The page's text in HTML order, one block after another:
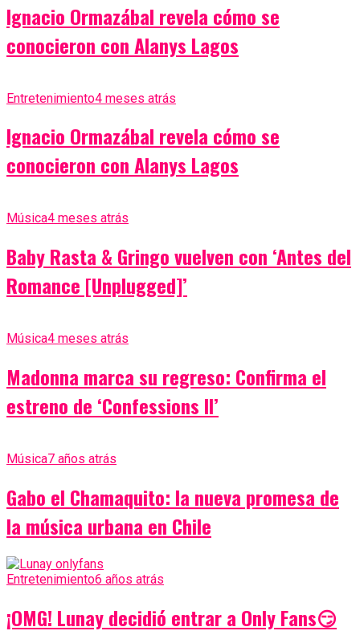
Ignacio Ormazábal revela cómo se
conocieron con Alanys Lagos
Entretenimiento4 meses atrás
Ignacio Ormazábal revela cómo se
conocieron con Alanys Lagos
Música4 meses atrás
Baby Rasta & Gringo vuelven con ‘Antes del
Romance [Unplugged]’
Música4 meses atrás
Madonna marca su regreso: Confirma el
estreno de ‘Confessions II’
Música7 años atrás
Gabo el Chamaquito: la nueva promesa de
la música urbana en Chile
Entretenimiento6 años atrás
¡OMG! Lunay decidió entrar a Only Fans😏